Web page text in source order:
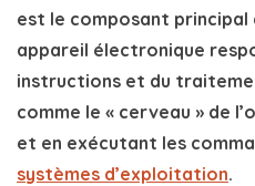
est le composant principal
appareil électronique
instructions et du
comme le « cerveau » de
et en exécutant les
systèmes d’exploitation.